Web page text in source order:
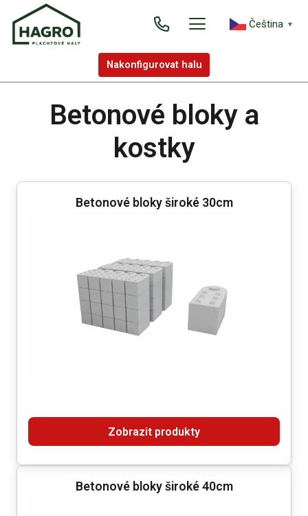
Čeština‎ ▼
Nakonfigurovat halu
Betonové bloky a
kostky
Betonové bloky široké 30cm
Zobrazit produkty
Betonové bloky široké 40cm